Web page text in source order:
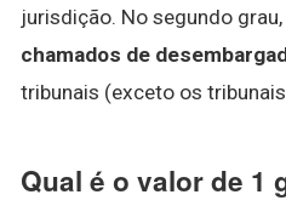
jurisdição. No segundo grau,
chamados de
tribunais (exceto os
Qual é o valor de 1